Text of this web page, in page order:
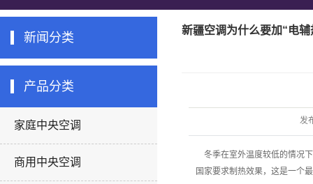
新闻分类
产品分类
家庭中央空调
商用中央空调
新疆空调为什么要加“电
发
冬季在室外温度较低的情况
国家要求制热效果，这是一个